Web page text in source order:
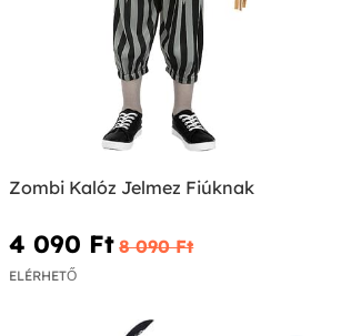
Zombi Kalóz Jelmez Fiúknak
4 090 Ft‎ 8 090 Ft‎
ELÉRHETŐ